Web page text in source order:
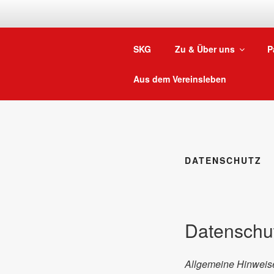
SKG Zu & Über uns
Aus dem Vereinsleben
DATENSCHUTZ
Allgemeine